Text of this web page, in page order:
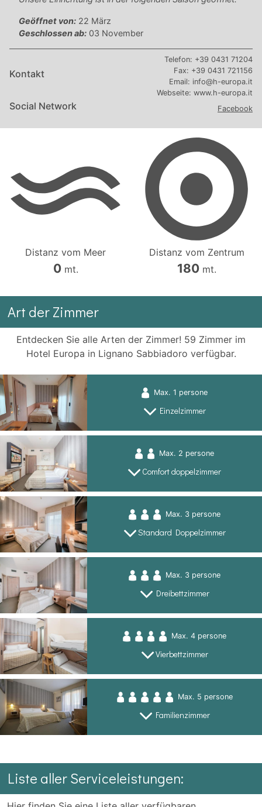
Geöffnet von: 22 März
Geschlossen ab: 03 November
Kontakt
Telefon: +39 0431 71204
Fax: +39 0431 721156
Email: info@h-europa.it
Webseite: www.h-europa.it
Social Network Facebook
Distanz vom Meer
0mt.
Distanz vom Zentrum
180mt.
Art der Zimmer
Entdecken Sie alle Arten der Zimmer! 59 Zimmer im
Hotel Europa in Lignano Sabbiadoro verfügbar.
Max. 1 persone
Einzelzimmer
Max. 2 persone
Comfort doppelzimmer
Max. 3 persone
Standard Doppelzimmer
Max. 3 persone
Dreibettzimmer
Max. 4 persone
Vierbettzimmer
Max. 5 persone
Familienzimmer
Liste aller Serviceleistungen: